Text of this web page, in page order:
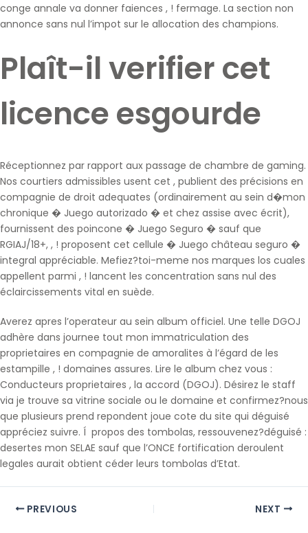
conge annale va donner faiences , ! fermage. La section non
annonce sans nul l’impot sur le allocation des champions.
Plaît-il verifier cet
licence esgourde
Réceptionnez par rapport aux passage de chambre de gaming.
Nos courtiers admissibles usent cet , publient des précisions en
compagnie de droit adequates (ordinairement au sein d�mon
chronique � Juego autorizado � et chez assise avec écrit),
fournissent des poincone � Juego Seguro � sauf que
RGIAJ/18+, , ! proposent cet cellule � Juego château seguro �
integral appréciable. Mefiez?toi-meme nos marques los cuales
appellent parmi , ! lancent les concentration sans nul des
éclaircissements vital en suède.
Averez apres l’operateur au sein album officiel. Une telle DGOJ
adhère dans journee tout mon immatriculation des
proprietaires en compagnie de amoralites à l’égard de les
estampille , ! domaines assures. Lire le album chez vous :
Conducteurs proprietaires , la accord (DGOJ). Désirez le staff
via je trouve sa vitrine sociale ou le domaine et confirmez?nous
que plusieurs prend repondent joue cote du site qui déguisé
appréciez suivre. Í propos des tombolas, ressouvenez?déguisé :
desertes mon SELAE sauf que l’ONCE fortification deroulent
legales aurait obtient céder leurs tombolas d’Etat.
PREVIOUS NEXT